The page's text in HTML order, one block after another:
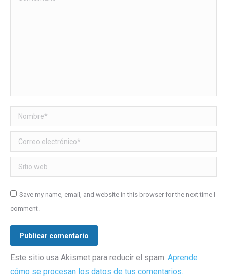
Nombre *
Correo electrónico *
Sitio web
Save my name, email, and website in this browser for the next time I
comment.
Publicar comentario
Este sitio usa Akismet para reducir el spam. Aprende
cómo se procesan los datos de tus comentarios.